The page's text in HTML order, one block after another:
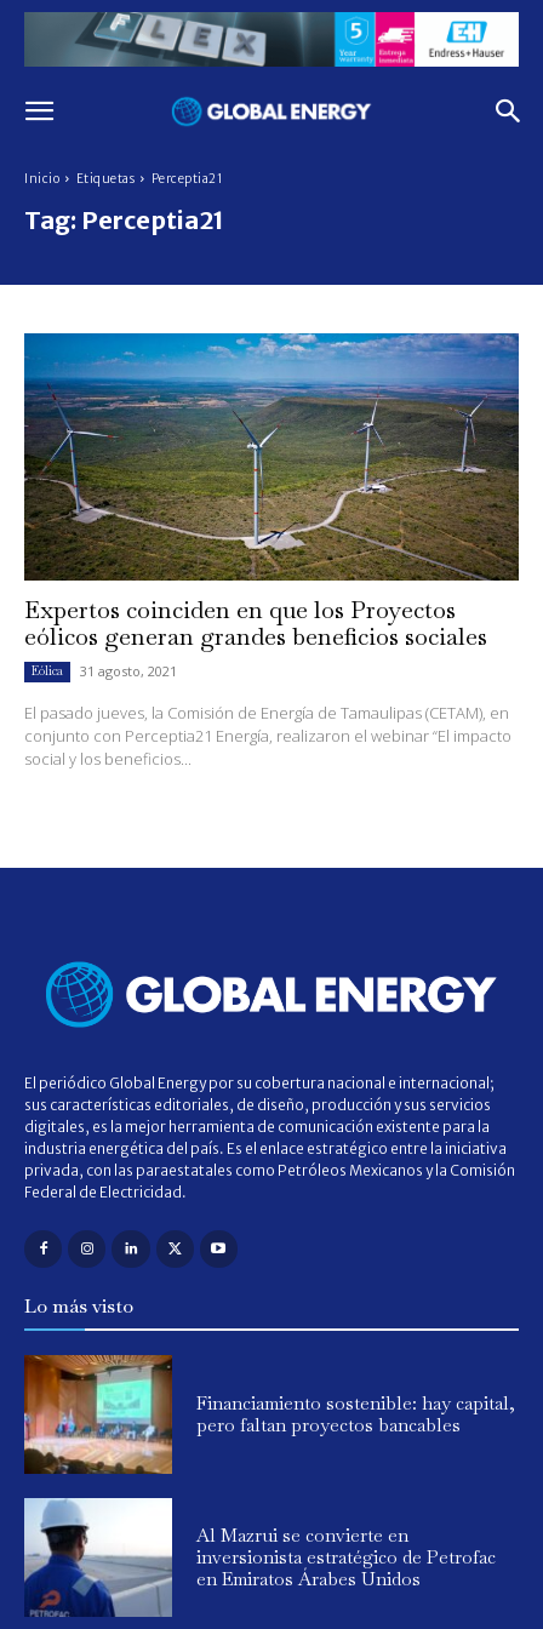
Inicio Etiquetas Perceptia21
Tag: Perceptia21
Expertos coinciden en que los Proyectos
eólicos generan grandes beneficios sociales
Eólica 31 agosto, 2021
El pasado jueves, la Comisión de Energía de Tamaulipas (CETAM), en
conjunto con Perceptia21 Energía, realizaron el webinar “El impacto
social y los beneficios...
El periódico Global Energy por su cobertura nacional e internacional;
sus características editoriales, de diseño, producción y sus servicios
digitales, es la mejor herramienta de comunicación existente para la
industria energética del país. Es el enlace estratégico entre la iniciativa
privada, con las paraestatales como Petróleos Mexicanos y la Comisión
Federal de Electricidad.
Lo más visto
Financiamiento sostenible: hay capital,
pero faltan proyectos bancables
Al Mazrui se convierte en
inversionista estratégico de Petrofac
en Emiratos Árabes Unidos